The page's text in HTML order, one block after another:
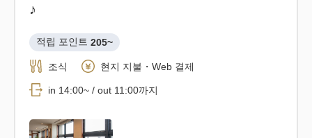
♪
적립 포인트 205~
조식 현지 지불・Web 결제
in 14:00~ / out 11:00까지